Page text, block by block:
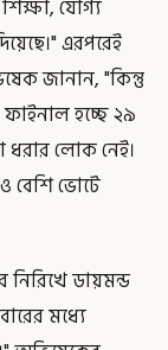
যোগ্য
এরপরেই
জানান, "কিন্তু
হচ্ছে ২৯
ধরার লোক নেই।
বেশি ভোটে
নিরিখে ডায়মন্ড
মধ্যে